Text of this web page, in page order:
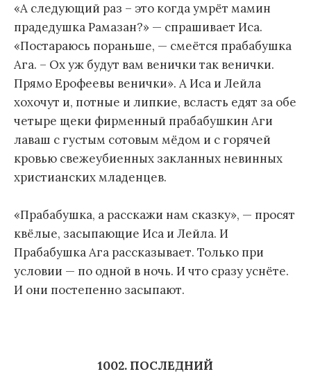
«А следующий раз – это когда умрёт мамин
прадедушка Рамазан?» — спрашивает Иса.
«Постараюсь пораньше, — смеётся прабабушка
Ага. – Ох уж будут вам венички так венички.
Прямо Ерофеевы венички». А Иса и Лейла
хохочут и, потные и липкие, всласть едят за обе
четыре щеки фирменный прабабушкин Аги
лаваш с густым сотовым мёдом и с горячей
кровью свежеубиенных закланных невинных
христианских младенцев.
«Прабабушка, а расскажи нам сказку», — просят
квёлые, засыпающие Иса и Лейла. И
Прабабушка Ага рассказывает. Только при
условии — по одной в ночь. И что сразу уснёте.
И они постепенно засыпают.
1002. ПОСЛЕДНИЙ